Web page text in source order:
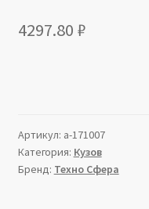
4297.80 ₽
Артикул: a-171007
Категория: Кузов
Бренд: Техно Сфера